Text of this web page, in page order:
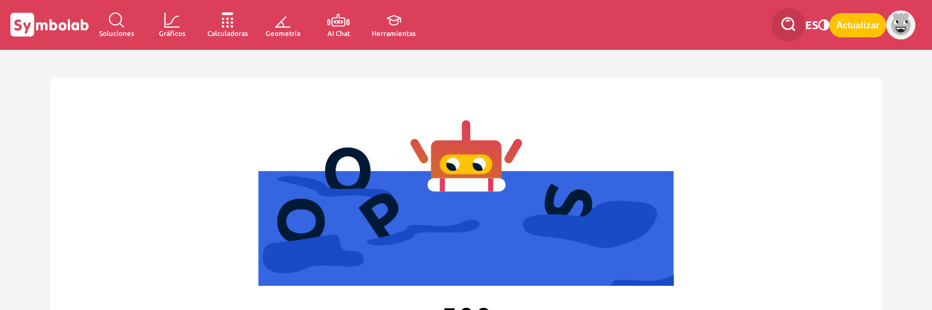
Soluciones Gráficos Calculadoras Geometría AI Chat Herramientas
ES Actualizar